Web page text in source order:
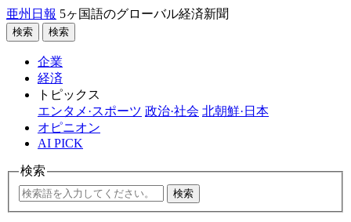
亜州日報 5ヶ国語のグローバル経済新聞
検索 検索
企業
経済
トピックス
エンタメ·スポーツ 政治·社会 北朝鮮·日本
オピニオン
AI PICK
検索
検索